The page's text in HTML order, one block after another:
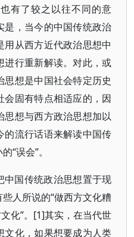
有了较之以往不同的意
是，当今的中国传统政治
从西方近代政治思想中
进行重新解读。对此，或
想是中国社会特定历史
固有特点相适应的，因
想与西方政治思想加以
的流行话语来解读中国传
“误会”。
中国传统政治思想置于现
人所说的“做西方文化糟
化”。[1]其实，在当代世
文化，如果想要成为人类